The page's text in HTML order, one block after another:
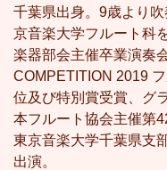
千葉県出身。9歳より
京音楽大学フルート科
楽器部会主催卒業演奏
COMPETITION 2019
位及び特別賞受賞、グ
本フルート協会主催第
東京音楽大学千葉県支
出演。